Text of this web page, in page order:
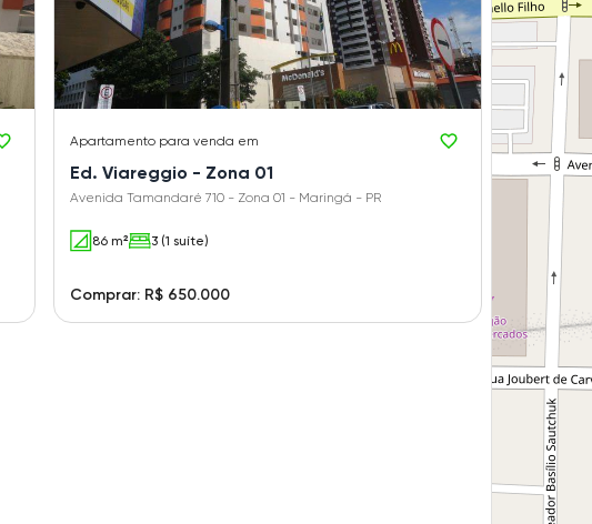
Apartamento para venda em
Ed. Viareggio - Zona 01
Avenida Tamandaré 710 - Zona 01 - Maringá - PR
86 m² 3 (1 suíte)
Comprar: R$ 650.000